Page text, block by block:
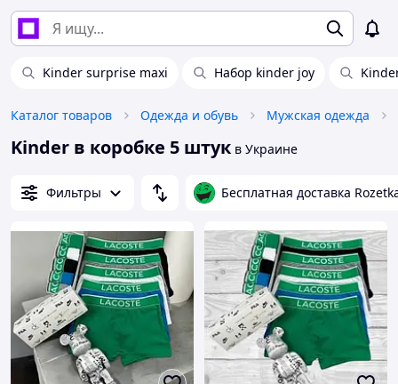
Kinder surprise maxi Набор kinder joy
Каталог товаров Одежда и обувь Мужская одежда
Kinder в коробке 5 штук в Украине
Фильтры Бесплатная доставка